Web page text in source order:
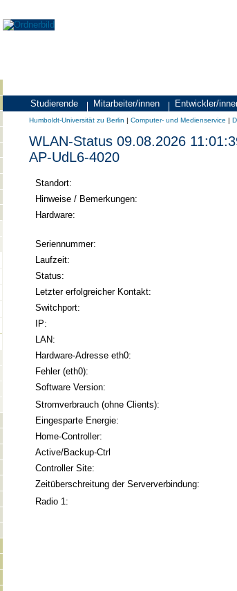
Zielgruppen
Studierende Mitarbeiter/innen Entwickler/
Humboldt-
Universität
Computer-
und
Humboldt-Universität zu Berlin | Computer- und Medienservice |
WLAN-Status 09.08.2026
AP-UdL6-4020
Standort:
Hinweise / Bemerkungen:
Hardware:
Seriennummer:
Laufzeit:
Status:
Letzter erfolgreicher Kontakt:
Switchport:
IP:
LAN:
Hardware-Adresse eth0:
Fehler (eth0):
Software Version:
Stromverbrauch (ohne Clients):
Eingesparte Energie:
Home-Controller:
Active/Backup-Ctrl
Controller Site:
Zeitüberschreitung der Serververbindung:
Radio 1: